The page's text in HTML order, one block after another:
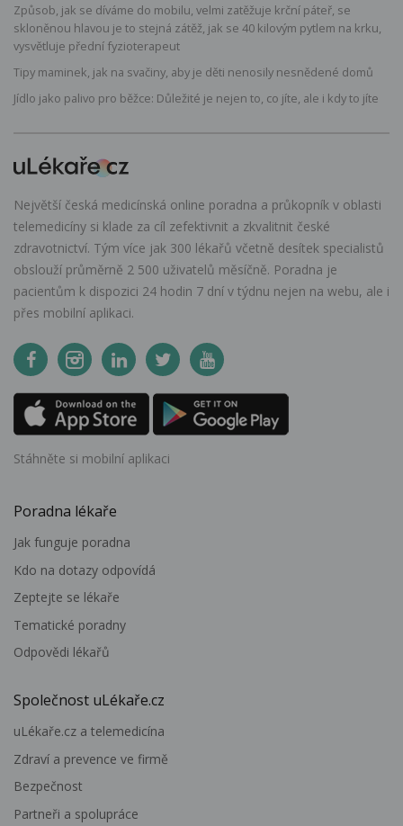
Způsob, jak se díváme do mobilu, velmi zatěžuje krční páteř, se
skloněnou hlavou je to stejná zátěž, jak se 40 kilovým pytlem na krku,
vysvětluje přední fyzioterapeut
Tipy maminek, jak na svačiny, aby je děti nenosily nesnědené domů
Jídlo jako palivo pro běžce: Důležité je nejen to, co jíte, ale i kdy to jíte
Největší česká medicínská online poradna a průkopník v oblasti
telemedicíny si klade za cíl zefektivnit a zkvalitnit české
zdravotnictví. Tým více jak 300 lékařů včetně desítek specialistů
obslouží průměrně 2 500 uživatelů měsíčně. Poradna je
pacientům k dispozici 24 hodin 7 dní v týdnu nejen na webu, ale i
přes mobilní aplikaci.
Stáhněte si mobilní aplikaci
Poradna lékaře
Jak funguje poradna
Kdo na dotazy odpovídá
Zeptejte se lékaře
Tematické poradny
Odpovědi lékařů
Společnost uLékaře.cz
uLékaře.cz a telemedicína
Zdraví a prevence ve firmě
Bezpečnost
Partneři a spolupráce